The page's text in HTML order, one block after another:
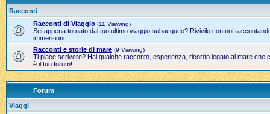
Racconti
Racconti di Viaggio (11 Viewing)
Sei appena tornato dal tuo ultimo viaggio subacqueo? Rivivilo con noi
immersioni.
Racconti e storie di mare (9 Viewing)
Ti piace scrivere? Hai qualche racconto, esperienza, ricordo legato al mare che
è il tuo forum!
Forum
Viaggi